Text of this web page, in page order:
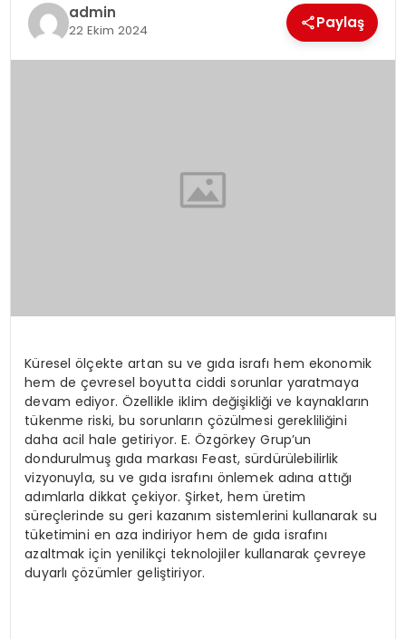
admin
22 Ekim 2024 Paylaş
Küresel ölçekte artan su ve gıda israfı hem ekonomik
hem de çevresel boyutta ciddi sorunlar yaratmaya
devam ediyor. Özellikle iklim değişikliği ve kaynakların
tükenme riski, bu sorunların çözülmesi gerekliliğini
daha acil hale getiriyor. E. Özgörkey Grup’un
dondurulmuş gıda markası Feast, sürdürülebilirlik
vizyonuyla, su ve gıda israfını önlemek adına attığı
adımlarla dikkat çekiyor. Şirket, hem üretim
süreçlerinde su geri kazanım sistemlerini kullanarak su
tüketimini en aza indiriyor hem de gıda israfını
azaltmak için yenilikçi teknolojiler kullanarak çevreye
duyarlı çözümler geliştiriyor.